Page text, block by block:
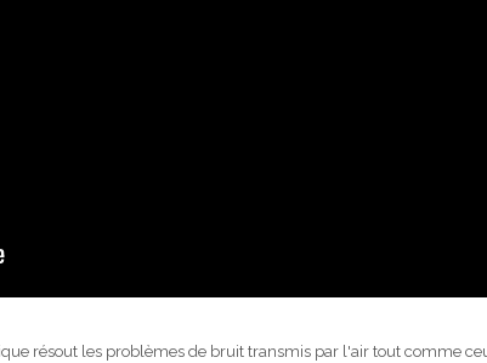
résout les problèmes de bruit transmis par l'air tout comme